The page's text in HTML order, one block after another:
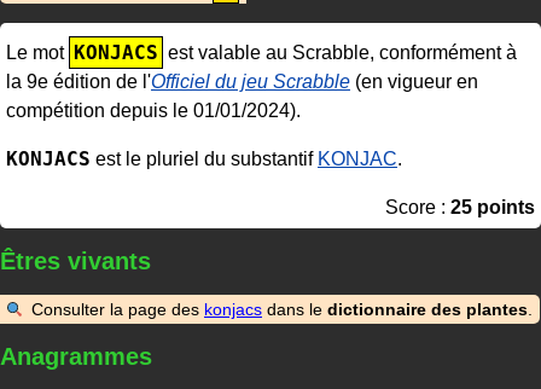
Le mot KONJACS est valable au Scrabble, conformément à
la 9e édition de l'Officiel du jeu Scrabble (en vigueur en
compétition depuis le 01/01/2024).
KONJACS est le pluriel du substantif KONJAC.
Score : 25 points
Êtres vivants
Consulter la page des konjacs dans le dictionnaire des plantes
Anagrammes